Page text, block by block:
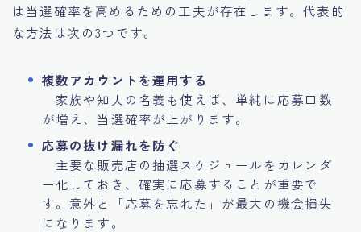
は当選確率を高めるための工夫が存在します。代表的
な方法は次の3つです。
複数アカウントを運用する
家族や知人の名義も使えば、単純に応募口数
が増え、当選確率が上がります。
応募の抜け漏れを防ぐ
主要な販売店の抽選スケジュールをカレンダ
ー化しておき、確実に応募することが重要で
す。意外と「応募を忘れた」が最大の機会損失
になります。